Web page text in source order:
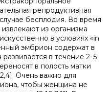
репродуктивная
бесплодия. Во время
из организма
в условиях «in
эмбрион содержат в
в течение 2–5
в полость матки
Очень важно для
чтобы женщина не